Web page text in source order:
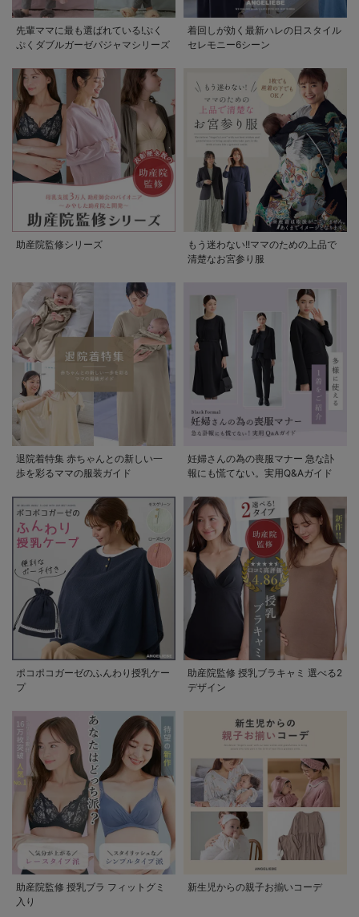
先輩ママに最も選ばれている!ぷく
ぷくダブルガーゼパジャマシリーズ
着回しが効く最新ハレの日スタイル
セレモニー6シーン
助産院監修シリーズ
もう迷わない!!ママのための上品で
清楚なお宮参り服
退院着特集 赤ちゃんとの新しい一
歩を彩るママの服装ガイド
妊婦さんの為の喪服マナー 急な訃
報にも慌てない。実用Q&Aガイド
ポコポコガーゼのふんわり授乳ケー
プ
助産院監修 授乳ブラキャミ 選べる2
デザイン
助産院監修 授乳ブラ フィットグミ
入り
新生児からの親子お揃いコーデ